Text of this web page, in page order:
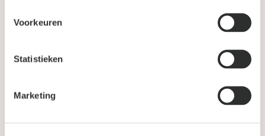
Voorkeuren
Statistieken
Marketing